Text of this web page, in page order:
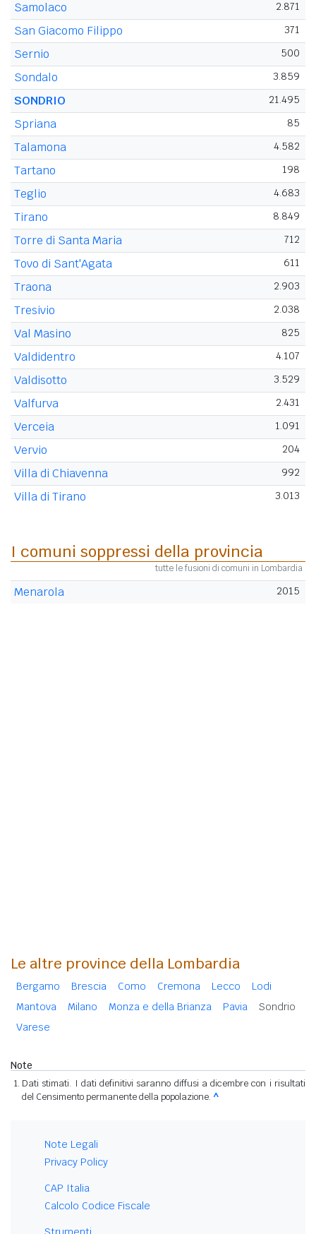
Samolaco 2.871
San Giacomo Filippo 371
Sernio 500
Sondalo 3.859
SONDRIO 21.495
Spriana 85
Talamona 4.582
Tartano 198
Teglio 4.683
Tirano 8.849
Torre di Santa Maria 712
Tovo di Sant'Agata 611
Traona 2.903
Tresivio 2.038
Val Masino 825
Valdidentro 4.107
Valdisotto 3.529
Valfurva 2.431
Verceia 1.091
Vervio 204
Villa di Chiavenna 992
Villa di Tirano 3.013
I comuni soppressi della provincia
tutte le fusioni di comuni in Lombardia
Menarola 2015
Le altre province della Lombardia
Bergamo Brescia Como Cremona Lecco
Lodi
Mantova
Milano Monza e della Brianza Pavia
Sondrio
Varese
Note
Dati stimati. I dati definitivi saranno diffusi a dicembre con i risultati
del Censimento permanente della popolazione. ^
Note Legali
Privacy Policy
CAP Italia
Calcolo Codice Fiscale